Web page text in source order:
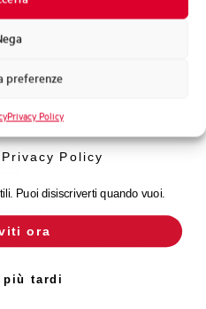
preferenze
Privacy Policy
per ogni necessità.
dove
più vicino a te e accedi
possiamo aiutarti.
novità di
Policy
Puoi disiscriverti quando vuoi.
ora
più tardi